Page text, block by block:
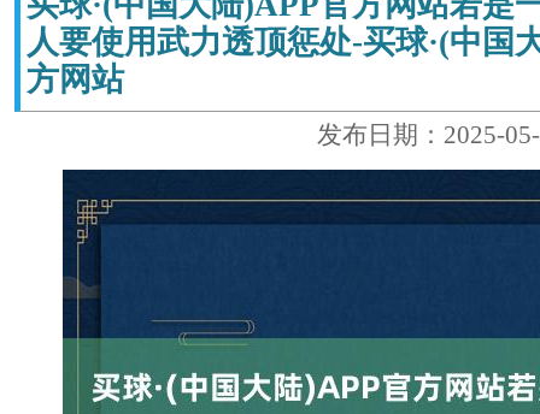
人要使用武力透顶惩处-买球·(中国
方网站
发布日期：2025-